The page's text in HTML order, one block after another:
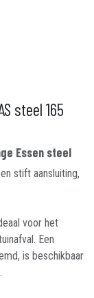
steel 165
Essen steel
stift aansluiting,
voor het
Een
is beschikbaar